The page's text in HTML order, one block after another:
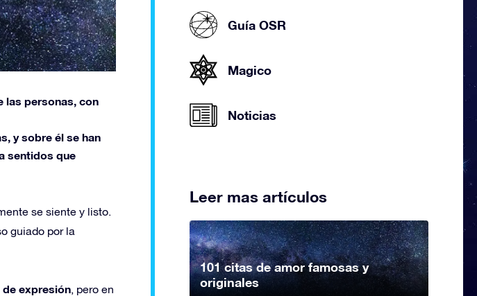
las personas, con
y sobre él se han
sentidos que
se siente y listo.
guiado por la
expresión, pero en
Guía OSR
Magico
Noticias
Leer mas artículos
101 citas de amor famosas y
originales